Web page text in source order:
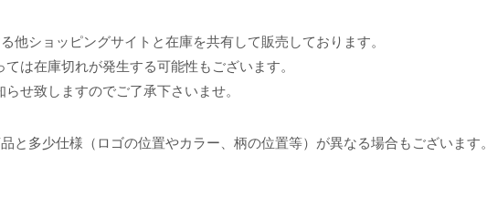
他ショッピングサイトと在庫を共有して販売しております。
は在庫切れが発生する可能性もございます。
せ致しますのでご了承下さいませ。
と多少仕様（ロゴの位置やカラー、柄の位置等）が異なる場合もございます。